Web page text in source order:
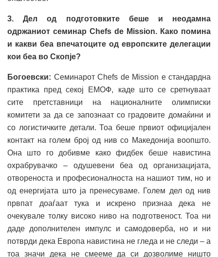
3. Дел од подготовките беше и неодамна
одржаниот семинар Chefs de Mission. Како помина
и какви беа впечатоците од европските делегации
кои беа во Скопје?
Богоевски: Семинарот Chefs de Mission е стандардна
практика пред секој ЕМОФ, каде што се сретнуваат
сите претставници на националните олимписки
комитети за да се запознаат со градовите домаќини и
со логистичките детали. Тоа беше првиот официјален
контакт на голем број од нив со Македонија воопшто.
Она што го добивме како фидбек беше навистина
охрабрувачко – одушевени беа од организацијата,
отвореноста и професионалноста на нашиот тим, но и
од енергијата што ја пренесуваме. Голем дел од нив
првпат доаѓаат тука и искрено признаа дека не
очекувале толку високо ниво на подготвеност. Тоа ни
даде дополнителен импулс и самодоверба, но и ни
потврди дека Европа навистина не гледа и не следи – а
тоа значи дека не смееме да си дозволиме ништо